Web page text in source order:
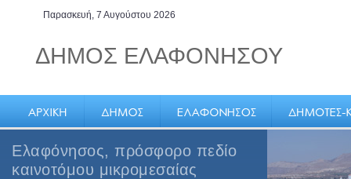
Παρασκευή, 7 Αυγούστου 2026
ΔΗΜΟΣ ΕΛΑΦΟΝΗΣΟΥ
Ελαφόνησος, πρόσφορο πεδίο
καινοτόμου μικρομεσαίας